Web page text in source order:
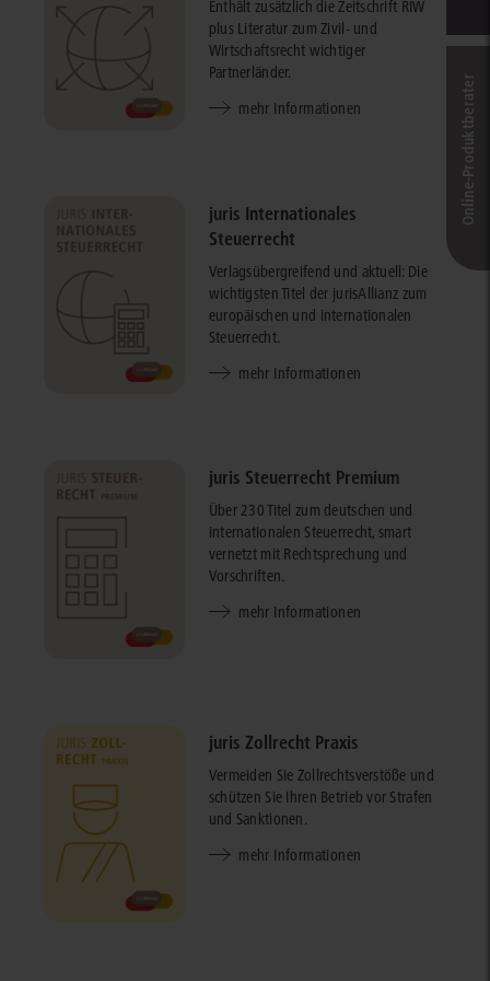
Enthält zusätzlich die Zeitschrift RIW
plus Literatur zum Zivil- und
Wirtschaftsrecht wichtiger
Partnerländer.
mehr Informationen
juris Internationales
Steuerrecht
Verlagsübergreifend und aktuell: Die
wichtigsten Titel der jurisAllianz zum
europäischen und internationalen
Steuerrecht.
mehr Informationen
juris Steuerrecht Premium
Über 230 Titel zum deutschen und
internationalen Steuerrecht, smart
vernetzt mit Rechtsprechung und
Vorschriften.
mehr Informationen
juris Zollrecht Praxis
Vermeiden Sie Zollrechtsverstöße und
schützen Sie Ihren Betrieb vor Strafen
und Sanktionen.
mehr Informationen
Online-Produkt­berater